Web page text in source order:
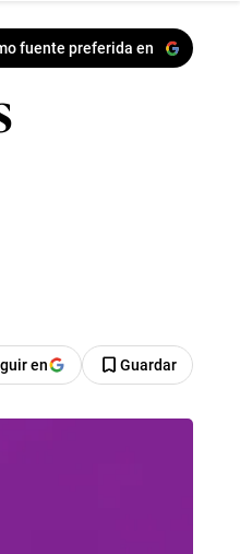
fuente preferida en
en Guardar